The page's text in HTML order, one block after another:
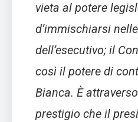
vieta al potere
d’immischiarsi
dell’esecutivo; il
così il potere di
Bianca. È
prestigio che il